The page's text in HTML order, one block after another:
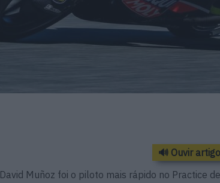
🔊 Ouvir artigo
David Muñoz foi o piloto mais rápido no Practice